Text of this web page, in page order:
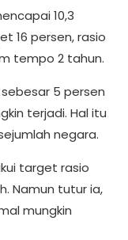
10,3
16 persen, rasio
tempo 2 tahun.
5 persen
terjadi. Hal itu
negara.
target rasio
Namun tutur ia,
mungkin